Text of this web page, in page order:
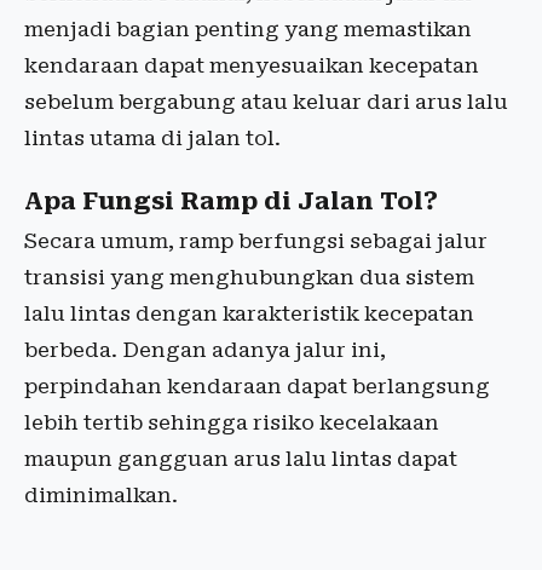
menjadi bagian penting yang memastikan
kendaraan dapat menyesuaikan kecepatan
sebelum bergabung atau keluar dari arus lalu
lintas utama di jalan tol.
Apa Fungsi Ramp di Jalan Tol?
Secara umum, ramp berfungsi sebagai jalur
transisi yang menghubungkan dua sistem
lalu lintas dengan karakteristik kecepatan
berbeda. Dengan adanya jalur ini,
perpindahan kendaraan dapat berlangsung
lebih tertib sehingga risiko kecelakaan
maupun gangguan arus lalu lintas dapat
diminimalkan.